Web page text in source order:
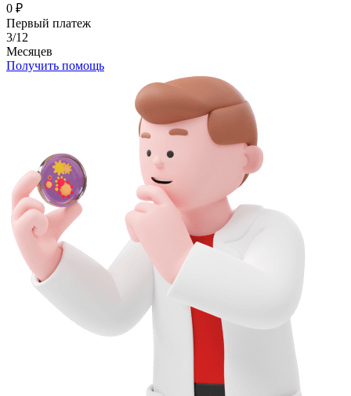
0 ₽
Первый платеж
3/12
Месяцев
Получить помощь